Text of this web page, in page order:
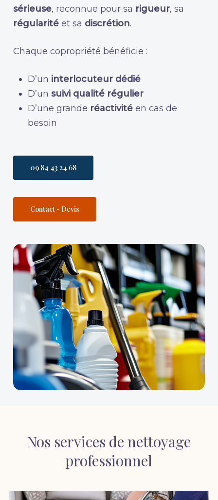
sérieuse, reconnue pour sa rigueur, sa
régularitéet sa discrétion.
Chaque copropriété bénéficie :
D’un interlocuteur dédié
D’un suivi qualité régulier
D’une grande réactivitéen cas de
besoin
09 84 43 24 68
Contact - Devis
Nos services de nettoyage
professionnel